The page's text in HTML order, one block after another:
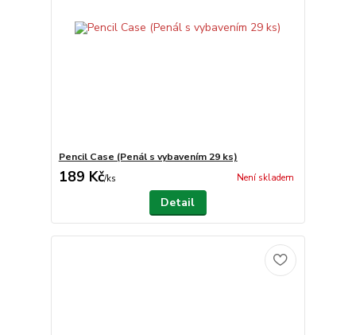
Pencil Case (Penál s vybavením 29 ks)
189 Kč/ks Není skladem
Detail